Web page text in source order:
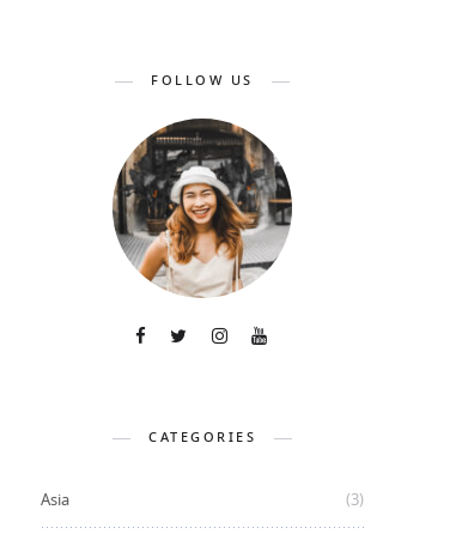
FOLLOW US
CATEGORIES
Asia (3)